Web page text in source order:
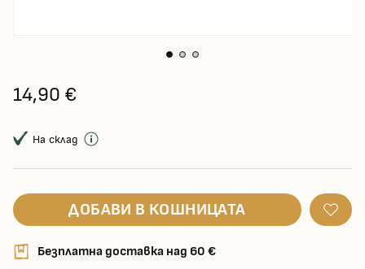
14,90 €
На склад
ДОБАВИ В КОШНИЦАТА
Безплатна доставка над 60 €